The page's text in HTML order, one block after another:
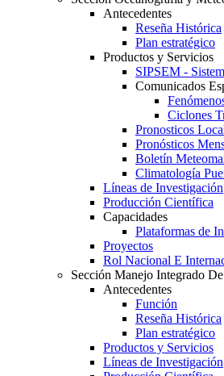
Antecedentes
Reseña Histórica
Plan estratégico
Productos y Servicios
SIPSEM -
Comunicados
Ciclones
Pronosticos
Pronósticos
Boletín
Climatología
Líneas de Investigación
Producción Científica
Capacidades
Plataformas de
Proyectos
Rol Nacional E
Sección Manejo Integrado
Antecedentes
Función
Reseña Histórica
Plan estratégico
Productos y Servicios
Líneas de Investigación